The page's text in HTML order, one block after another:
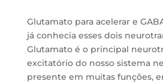
Glutamato para acelerar e
já conhecia esses dois
Glutamato é o principal
excitatório do nosso sistema
presente em muitas funções,